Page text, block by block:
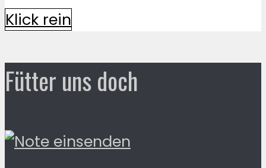
Klick rein
Fütter uns doch